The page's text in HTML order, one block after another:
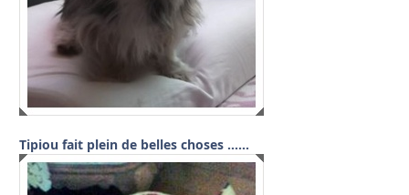
Tipiou fait plein de belles choses ……